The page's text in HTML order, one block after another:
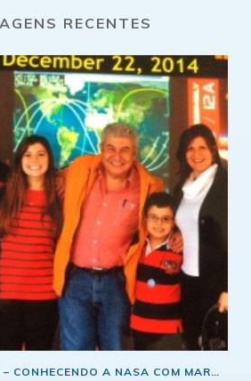
RECENTES
“I HAVE A DREAM” – CONHECENDO A NASA COM MARCOS PONTES